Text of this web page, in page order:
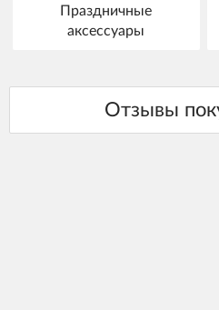
Праздничные
аксессуары